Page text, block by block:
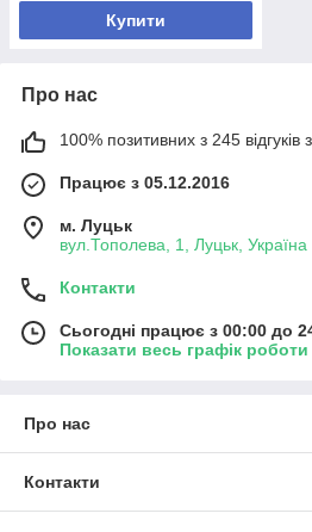
Купити
Про нас
100% позитивних з 245 відгуків
Працює з 05.12.2016
м. Луцьк
вул.Тополева, 1, Луцьк, Україна
Контакти
Сьогодні працює з 00:00 до
Показати весь графік роботи
Про нас
Контакти